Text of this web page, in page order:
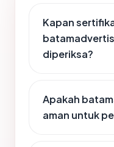
Kapan
diperiksa?
Apakah
aman untuk